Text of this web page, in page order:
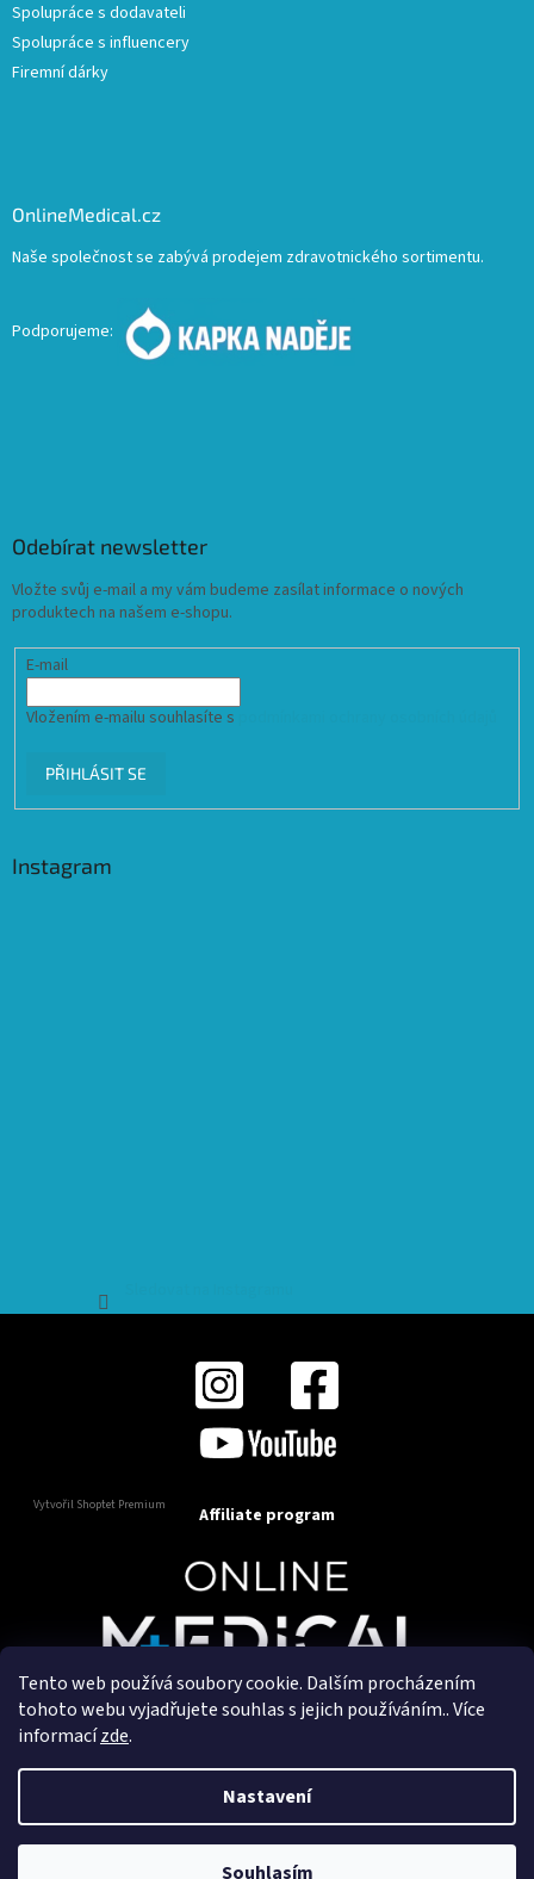
Tento web používá soubory cookie. Dalším procházením
tohoto webu vyjadřujete souhlas s jejich používáním.. Více
informacízde.
Nastavení
Souhlasím
Spolupráce s dodavateli
Spolupráce s influencery
Firemní dárky
OnlineMedical.cz
Naše společnost se zabývá prodejem zdravotnického sortimentu.
Podporujeme:
Odebírat newsletter
Vložte svůj e-mail a my vám budeme zasílat informace o nových
produktech na našem e-shopu.
E-mail
Vložením e-mailu souhlasíte s
PŘIHLÁSIT SE
Instagram
Vytvořil Shoptet Premium Affiliate program
Copyright 2025OnlineMedical.cz. Všechna práva
Vytvořil a marketingově zajišťuje